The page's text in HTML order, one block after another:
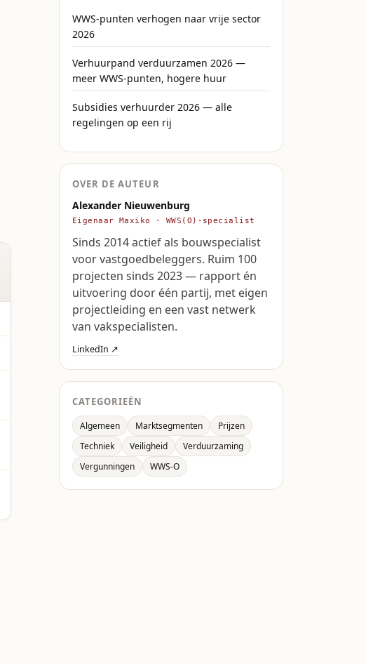
WWS-punten verhogen naar vrije sector
2026
Verhuurpand verduurzamen 2026 —
meer WWS-punten, hogere huur
Subsidies verhuurder 2026 — alle
regelingen op een rij
OVER DE AUTEUR
Alexander Nieuwenburg
Eigenaar Maxiko · WWS(O)-specialist
Sinds 2014 actief als bouwspecialist
voor vastgoedbeleggers. Ruim 100
projecten sinds 2023 — rapport én
uitvoering door één partij, met eigen
projectleiding en een vast netwerk
van vakspecialisten.
LinkedIn ↗
CATEGORIEËN
Algemeen Marktsegmenten
Prijzen
Techniek
Veiligheid
Verduurzaming
Vergunningen
WWS-O